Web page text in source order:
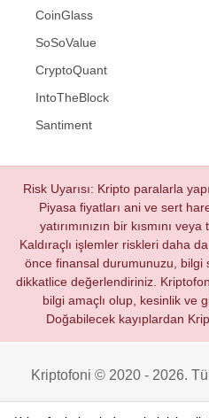
CoinGlass
SoSoValue
CryptoQuant
IntoTheBlock
Santiment
Risk Uyarısı: Kripto paralarla
Piyasa fiyatları ani ve sert
yatırımınızın bir kısmını
Kaldıraçlı işlemler riskleri daha da
önce finansal durumunuzu, bilgi
dikkatlice değerlendiriniz.
bilgi amaçlı olup, kesinlik ve
Doğabilecek kayıplardan
Kriptofoni © 2020 - 2026.